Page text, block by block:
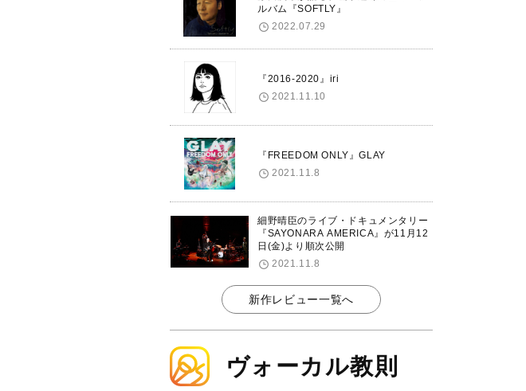
ルバム『SOFTLY』
2022.07.29
『2016-2020』iri
2021.11.10
『FREEDOM ONLY』GLAY
2021.11.8
細野晴臣のライブ・ドキュメンタリー
『SAYONARA AMERICA』が11月12
日(金)より順次公開
2021.11.8
新作レビュー一覧へ
ヴォーカル教則